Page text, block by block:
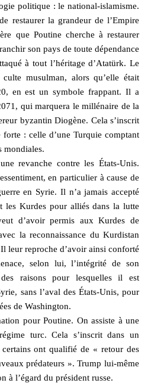
politique : le national-islamisme.
restaurer la grandeur de l’Empire
que Poutine cherche à restaurer
son pays de toute dépendance
à tout l’héritage d’Atatürk. Le
musulman, alors qu’elle était
en est un symbole frappant. Il a
qui marquera le millénaire de la
byzantin Diogène. Cela s’inscrit
: celle d’une Turquie comptant
mondiales.
revanche contre les États-Unis.
en particulier à cause de
en Syrie. Il n’a jamais accepté
les Kurdes pour alliés dans la lutte
d’avoir permis aux Kurdes de
la reconnaissance du Kurdistan
leur reproche d’avoir ainsi conforté
selon lui, l’intégrité de son
raisons pour lesquelles il est
sans l’aval des États-Unis, pour
de Washington.
pour Poutine. On assiste à une
turc. Cela s’inscrit dans un
ont qualifié de « retour des
prédateurs ». Trump lui-même
à l’égard du président russe.